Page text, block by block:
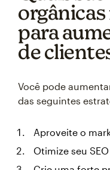
orgânicas
para
de
Você pode
das seguintes
Aproveite o
Otimize seu